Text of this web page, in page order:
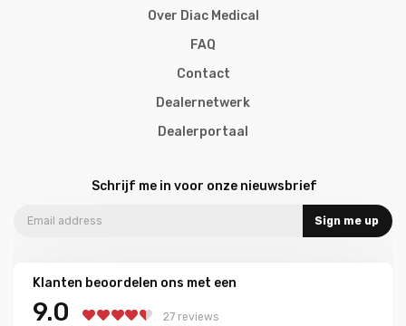
Over Diac Medical
FAQ
Contact
Dealernetwerk
Dealerportaal
Schrijf me in voor onze nieuwsbrief
Sign me up
Klanten beoordelen ons met een
9.0 27 reviews